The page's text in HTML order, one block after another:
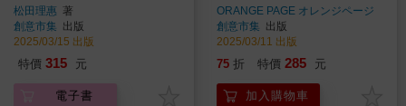
美味152，健康減脂的三餐
與常備菜提案
松田理惠 著
創意市集 出版
2025/03/15 出版
特價 315 元
電子書
氣料理家的日常好食【經典
上菜版】
ORANGE PAGE オレンジページ
著
創意市集 出版
2025/03/11 出版
75 折 特價 285 元
加入購物車